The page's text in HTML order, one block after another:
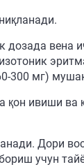
вена
300 мг)
ивиши
Дори
учун